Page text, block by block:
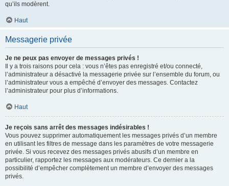
qu’ils modèrent.
Haut
Messagerie privée
Je ne peux pas envoyer de messages privés !
Il y a trois raisons pour cela : vous n’êtes pas enregistré et/ou connecté,
l’administrateur a désactivé la messagerie privée sur l’ensemble du forum, ou
l’administrateur vous a empêché d’envoyer des messages. Contactez
l’administrateur pour plus d’informations.
Haut
Je reçois sans arrêt des messages indésirables !
Vous pouvez supprimer automatiquement les messages privés d’un membre
en utilisant les filtres de message dans les paramètres de votre messagerie
privée. Si vous recevez des messages privés abusifs d’un membre en
particulier, rapportez les messages aux modérateurs. Ce dernier a la
possibilité d’empêcher complètement un membre d’envoyer des messages
privés.